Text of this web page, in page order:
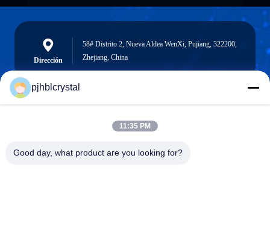
Dirección
58# Distrito 2, Nueva Aldea WenXi, Pujiang, 322200,
Zhejiang, China
jinhuacz@126.com
pjhblcrystal
11:35 PM
Good day, what product are you looking for?